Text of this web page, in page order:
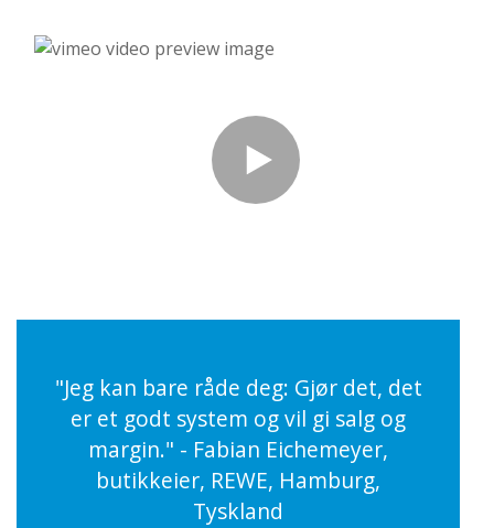
"Jeg kan bare råde deg: Gjør det, det
er et godt system og vil gi salg og
margin." - Fabian Eichemeyer,
butikkeier, REWE, Hamburg,
Tyskland